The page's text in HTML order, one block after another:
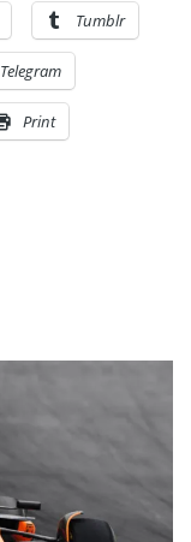
Tumblr
Telegram
Print